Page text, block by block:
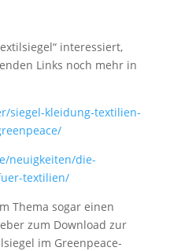
interessiert,
Links noch mehr in
siegel-kleidung-textilien-
neuigkeiten/die-
textilien/
Thema sogar einen
zum Download zur
im Greenpeace-